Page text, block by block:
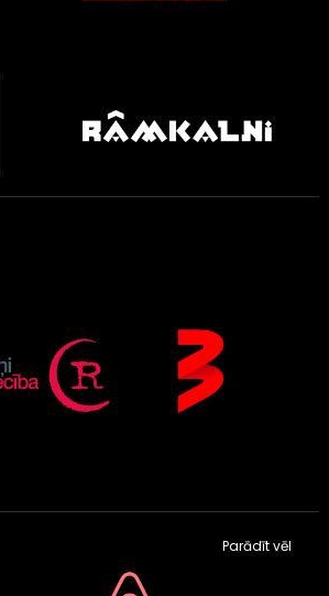
Parādīt vēl